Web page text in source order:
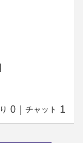
0 チャット 1